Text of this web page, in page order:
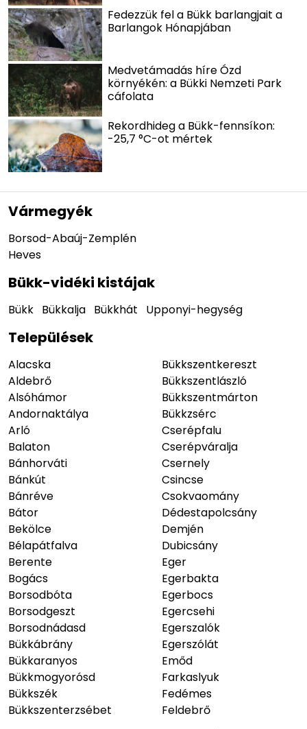
Fedezzük fel a Bükk barlangjait a
Barlangok Hónapjában
Medvetámadás híre Ózd
környékén: a Bükki Nemzeti Park
cáfolata
Rekordhideg a Bükk-fennsíkon:
-25,7 °C-ot mértek
Vármegyék
Borsod-Abaúj-Zemplén
Heves
Bükk-vidéki kistájak
Bükk Bükkalja Bükkhát Upponyi-hegység
Települések
Alacska
Aldebrő
Alsóhámor
Andornaktálya
Arló
Balaton
Bánhorváti
Bánkút
Bánréve
Bátor
Bekölce
Bélapátfalva
Berente
Bogács
Borsodbóta
Borsodgeszt
Borsodnádasd
Bükkábrány
Bükkaranyos
Bükkmogyorósd
Bükkszék
Bükkszenterzsébet
Bükkszentkereszt
Bükkszentlászló
Bükkszentmárton
Bükkzsérc
Cserépfalu
Cserépváralja
Csernely
Csincse
Csokvaomány
Dédestapolcsány
Demjén
Dubicsány
Eger
Egerbakta
Egerbocs
Egercsehi
Egerszalók
Egerszólát
Emőd
Farkaslyuk
Fedémes
Feldebrő